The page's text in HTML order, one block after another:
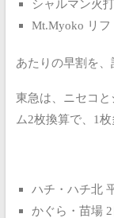
シャルマン火
Mt.Myoko リフ
あたりの早割を、
東急は、ニセコと
ム2枚換算で、1
ハチ・ハチ北
かぐら・苗場